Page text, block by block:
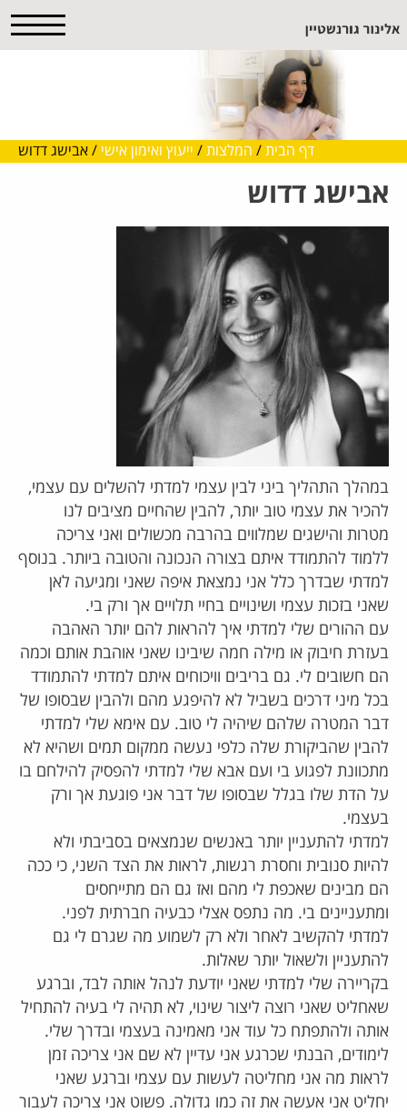
דף הבית / המלצות / ייעוץ ואימון אישי / אבישג דדוש
אבישג דדוש
במהלך התהליך ביני לבין עצמי למדתי להשלים עם עצמי,
להכיר את עצמי טוב יותר, להבין שהחיים מציבים לנו
מטרות והישגים שמלווים בהרבה מכשולים ואני צריכה
ללמוד להתמודד איתם בצורה הנכונה והטובה ביותר. בנוסף
למדתי שבדרך כלל אני נמצאת איפה שאני ומגיעה לאן
שאני בזכות עצמי ושינויים בחיי תלויים אך ורק בי.
עם ההורים שלי למדתי איך להראות להם יותר האהבה
בעזרת חיבוק או מילה חמה שיבינו שאני אוהבת אותם וכמה
הם חשובים לי. גם בריבים וויכוחים איתם למדתי להתמודד
בכל מיני דרכים בשביל לא להיפגע מהם ולהבין שבסופו של
דבר המטרה שלהם שיהיה לי טוב. עם אימא שלי למדתי
להבין שהביקורת שלה כלפי נעשה ממקום תמים ושהיא לא
מתכוונת לפגוע בי ועם אבא שלי למדתי להפסיק להילחם בו
על הדת שלו בגלל שבסופו של דבר אני פוגעת אך ורק
בעצמי.
למדתי להתעניין יותר באנשים שנמצאים בסביבתי ולא
להיות סנובית וחסרת רגשות, לראות את הצד השני, כי ככה
הם מבינים שאכפת לי מהם ואז גם הם מתייחסים
ומתעניינים בי. מה נתפס אצלי כבעיה חברתית לפני.
למדתי להקשיב לאחר ולא רק לשמוע מה שגרם לי גם
להתעניין ולשאול יותר שאלות.
בקריירה שלי למדתי שאני יודעת לנהל אותה לבד, וברגע
שאחליט שאני רוצה ליצור שינוי, לא תהיה לי בעיה להתחיל
אותה ולהתפתח כל עוד אני מאמינה בעצמי ובדרך שלי.
לימודים, הבנתי שכרגע אני עדיין לא שם אני צריכה זמן
לראות מה אני מחליטה לעשות עם עצמי וברגע שאני
יחליט אני אעשה את זה כמו גדולה. פשוט אני צריכה לעבור